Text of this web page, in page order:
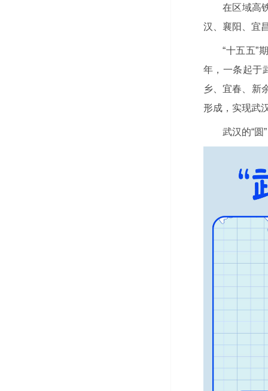
在区域高
汉、襄阳、宜
“十五五”
年，一条起于
乡、宜春、新
形成，实现武
武汉的“圆